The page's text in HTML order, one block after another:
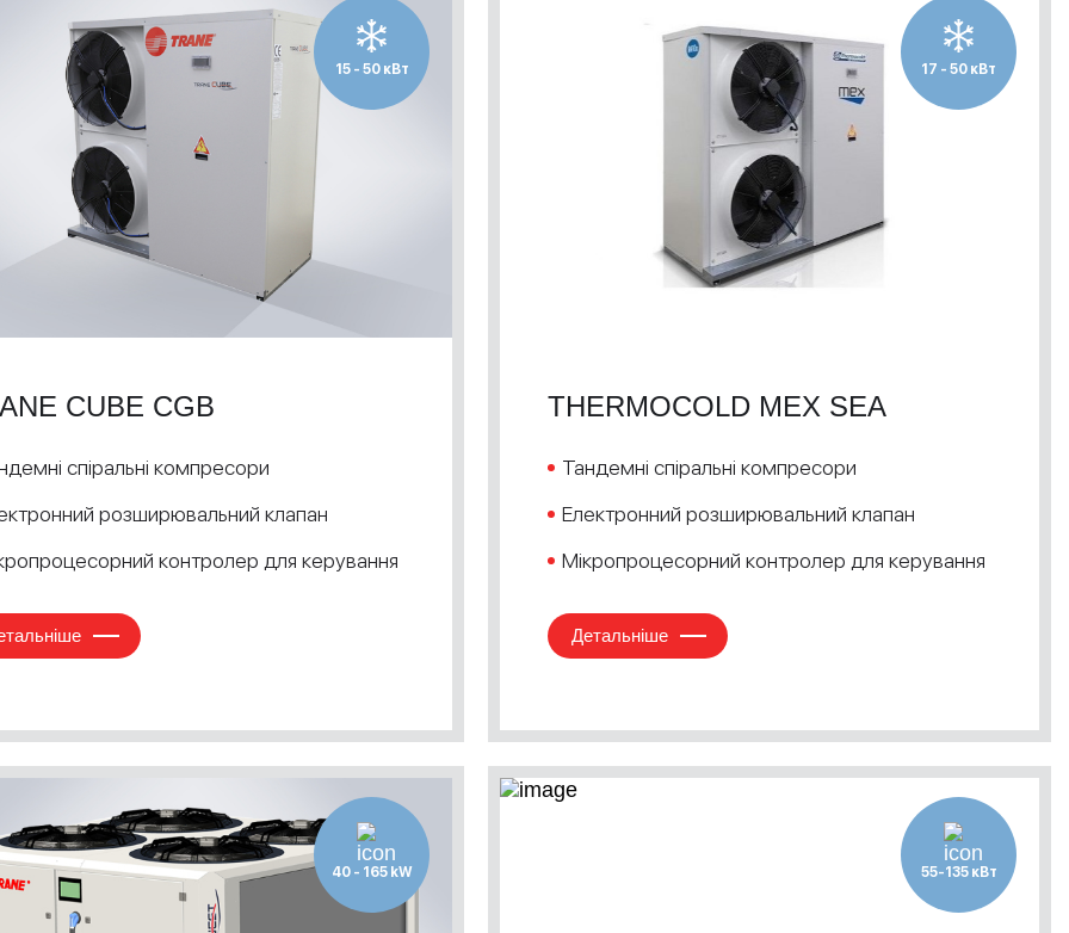
15 - 50 кВт
CUBE CGB
спіральні компресори
розширювальний клапан
контролер для керування
17 - 50 кВт
THERMOCOLD MEX SEA
Тандемні спіральні компресори
Електронний розширювальний клапан
Мікропроцесорний контролер для керування
Детальніше
40 - 165 kW 55-135 кВт